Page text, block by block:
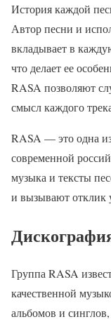
История каждой
Автор песни и
вкладывает в
что делает ее
RASA позволяют
смысл каждого
RASA — это одна
современной
музыка и тексты
и вызывают отклик
Группа RASA
качественной
альбомов и